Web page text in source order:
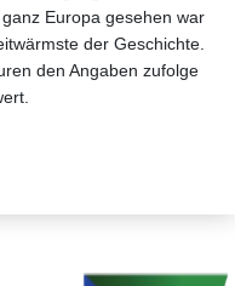
Europa gesehen war
der Geschichte.
den Angaben zufolge